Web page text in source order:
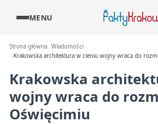
MENU
Strona główna Wiadomości
Krakowska architektura w cieniu wojny wraca do
Krakowska
wojny wraca do
Oświęcimiu